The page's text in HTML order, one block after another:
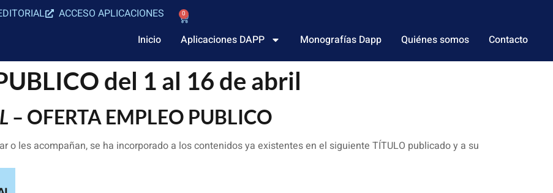
ACCESO APLICACIONES 0
Inicio Aplicaciones DAPP Monografías Dapp Quiénes somos Contacto
del 1 al 16 de abril
– OFERTA EMPLEO PUBLICO
o les acompañan, se ha incorporado a los contenidos ya existentes en el siguiente TÍTULO publicado y a su